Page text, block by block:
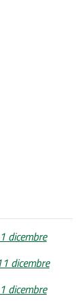
dicembre
dicembre
dicembre